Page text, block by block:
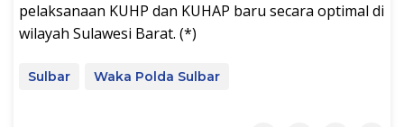
pelaksanaan KUHP dan KUHAP baru secara optimal di
wilayah Sulawesi Barat. (*)
Sulbar Waka Polda Sulbar